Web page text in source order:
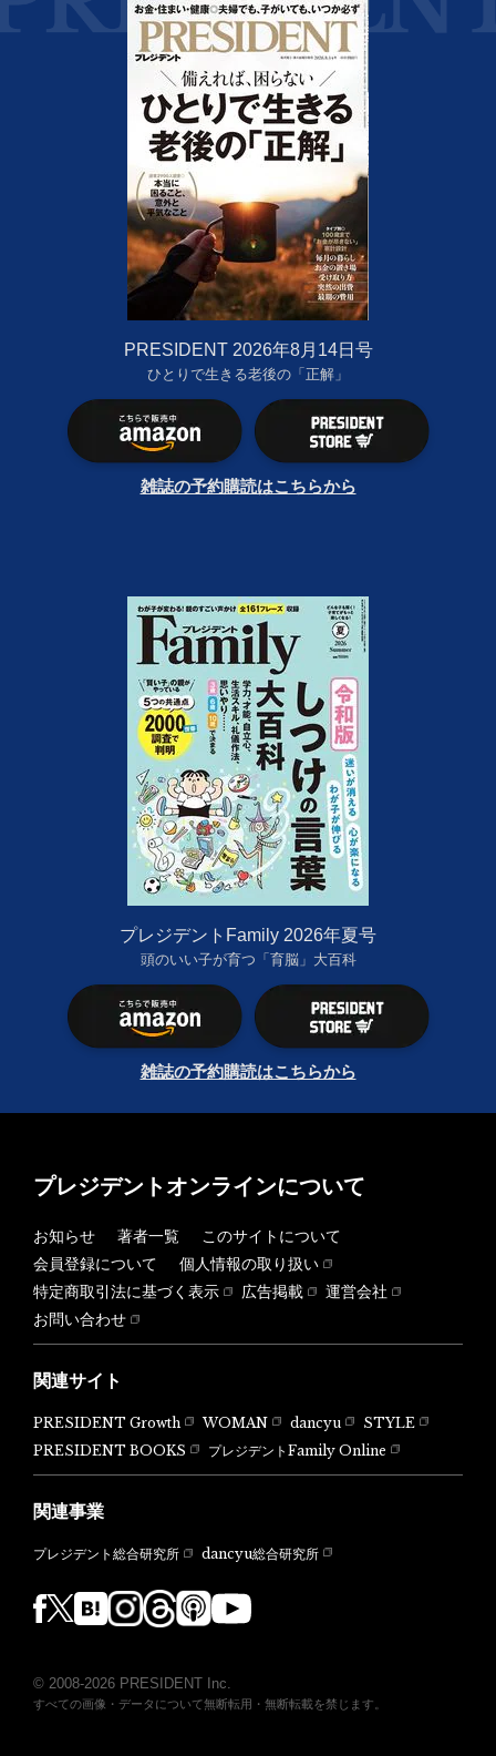
PRESIDENT 2026年8月14日号
ひとりで生きる老後の「正解」
雑誌の予約購読はこちらから
プレジデントFamily 2026年夏号
頭のいい子が育つ「育脳」大百科
雑誌の予約購読はこちらから
プレジデントオンラインについて
お知らせ 著者一覧
このサイトについて
会員登録について
個人情報の取り扱い
特定商取引法に基づく表示
広告掲載
運営会社
お問い合わせ
関連サイト
PRESIDENT Growth WOMAN dancyu
STYLE
PRESIDENT BOOKS
プレジデントFamily Online
関連事業
プレジデント総合研究所 dancyu総合研究所
© 2008-2026 PRESIDENT Inc.
すべての画像・データについて無断転用・無断転載を禁じます。